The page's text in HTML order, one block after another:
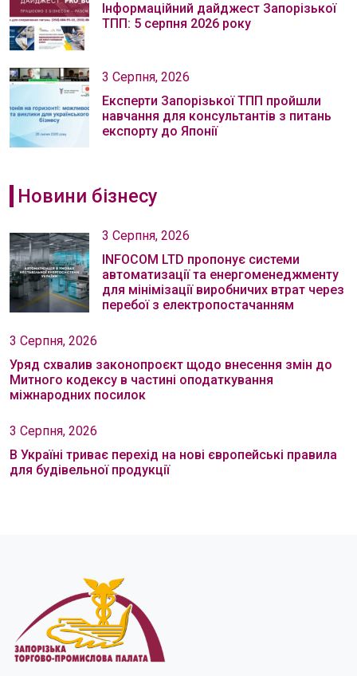
Інформаційний дайджест Запорізької
ТПП: 5 серпня 2026 року
3 Серпня, 2026
Експерти Запорізької ТПП пройшли
навчання для консультантів з питань
експорту до Японії
Новини бізнесу
3 Серпня, 2026
INFOCOM LTD пропонує системи
автоматизації та енергоменеджменту
для мінімізації виробничих втрат через
перебої з електропостачанням
3 Серпня, 2026
Уряд схвалив законопроєкт щодо внесення змін до
Митного кодексу в частині оподаткування
міжнародних посилок
3 Серпня, 2026
В Україні триває перехід на нові європейські правила
для будівельної продукції